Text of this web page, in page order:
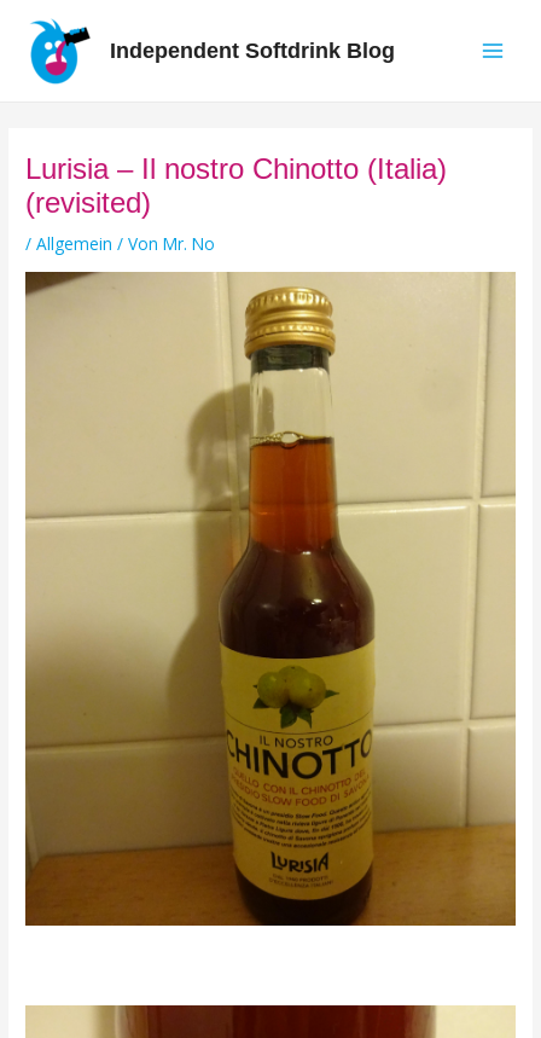
Inhalt
springen
Independent Softdrink Blog
Lurisia – Il nostro Chinotto (Italia)
(revisited)
/Allgemein / VonMr. No